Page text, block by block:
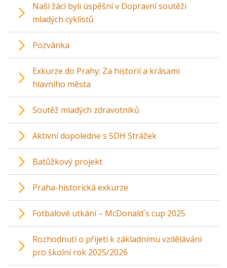
Naši žáci byli úspěšní v Dopravní soutěži
mladých cyklistů
Pozvánka
Exkurze do Prahy: Za historií a krásami
hlavního města
Soutěž mladých zdravotníků
Aktivní dopoledne s SDH Strážek
Batůžkový projekt
Praha-historická exkurze
Fotbalové utkání – McDonald´s cup 2025
Rozhodnutí o přijetí k základnímu vzdělávání
pro školní rok 2025/2026